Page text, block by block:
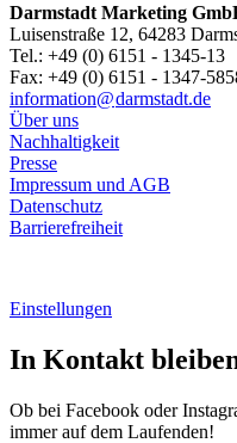
Darmstadt Marketing
Luisenstraße 12, 64283
Tel.: +49 (0) 6151 - 1345-13
Fax: +49 (0) 6151 - 1347-
information@darmstadt.de
Über uns
Nachhaltigkeit
Presse
Impressum und AGB
Datenschutz
Barrierefreiheit
Einstellungen
In Kontakt
Ob bei Facebook oder
immer auf dem Laufenden!